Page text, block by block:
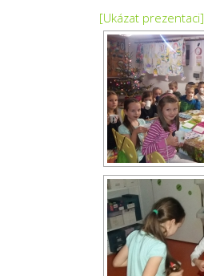
[Ukázat prezentaci]